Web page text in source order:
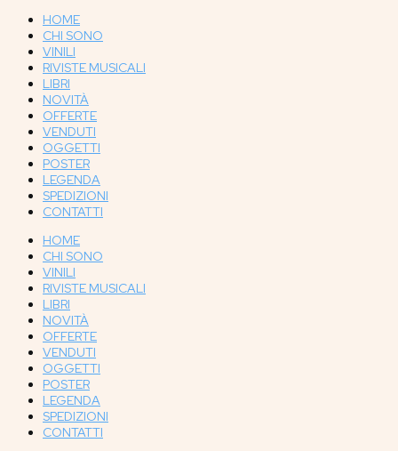
HOME
CHI SONO
VINILI
RIVISTE MUSICALI
LIBRI
NOVITÀ
OFFERTE
VENDUTI
OGGETTI
POSTER
LEGENDA
SPEDIZIONI
CONTATTI
HOME
CHI SONO
VINILI
RIVISTE MUSICALI
LIBRI
NOVITÀ
OFFERTE
VENDUTI
OGGETTI
POSTER
LEGENDA
SPEDIZIONI
CONTATTI